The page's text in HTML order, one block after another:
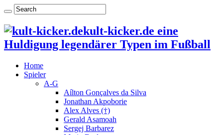
kult-kicker.de eine
Huldigung legendärer Typen im Fußball
Home
Spieler
A-G
Aílton Gonçalves da Silva
Jonathan Akpoborie
Alex Alves (†)
Gerald Asamoah
Sergej Barbarez